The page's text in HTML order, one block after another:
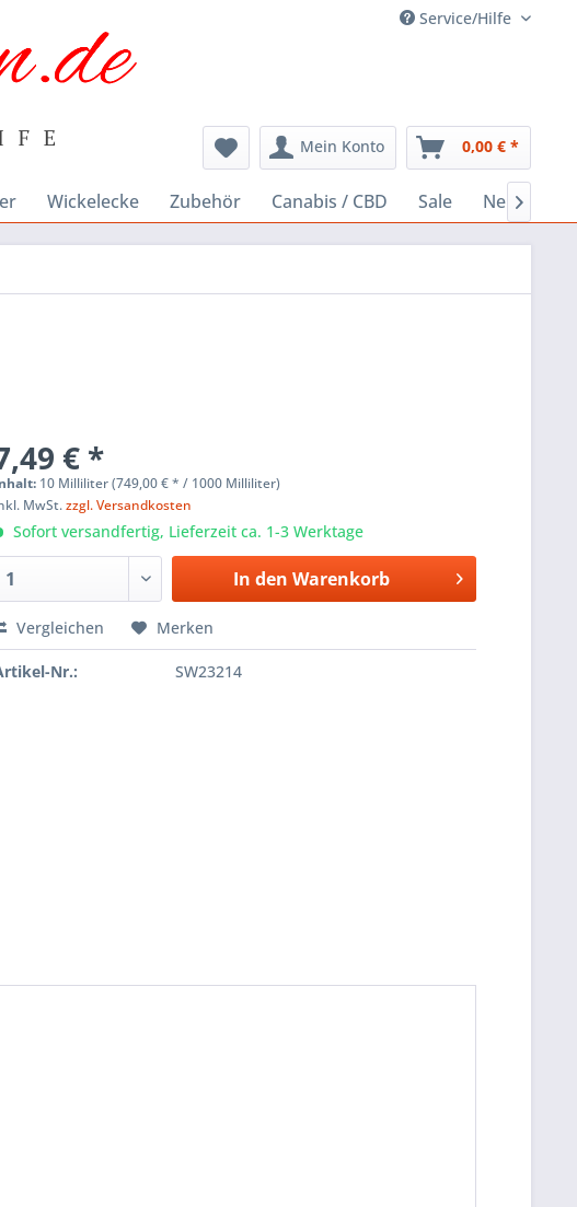
Service/Hilfe
Mein Konto 0,00 € *
Wickelecke Zubehör Canabis / CBD Sale Neu
€ *
10 Milliliter (749,00 € * / 1000 Milliliter)
MwSt.zzgl. Versandkosten
Sofort versandfertig, Lieferzeit ca. 1-3 Werktage
In den Warenkorb
Vergleichen Merken
Nr.: SW23214